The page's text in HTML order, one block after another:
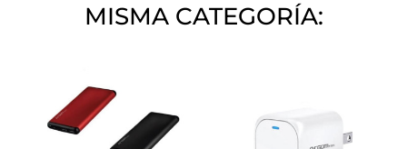
MISMA CATEGORÍA: